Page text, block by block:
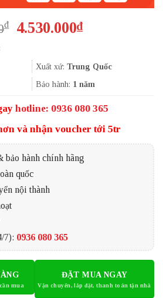
₫
Giá
6.807.000₫.
4.530.000₫Giá
là:
4.530.000₫.
Xuất xứ: Trung Quốc
Bảo hành: 1 năm
hotline: 0936 080 365
và nhận voucher tới 5tr
bảo hành chính hãng
quốc
nội thành
7): 0936 080 365
ĐẶT MUA NGAY